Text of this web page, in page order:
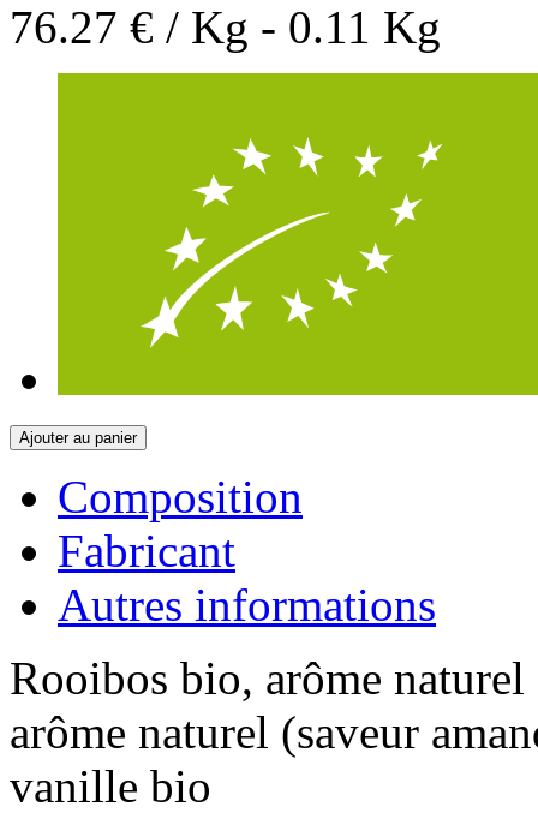
76.27 € / Kg - 0.11 Kg
Ajouter au panier
Composition
Fabricant
Autres informations
Rooibos bio, arôme
arôme naturel (saveur
vanille bio